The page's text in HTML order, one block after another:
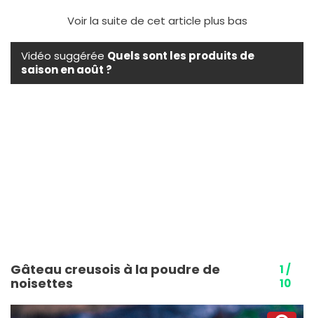
Voir la suite de cet article plus bas
Vidéo suggérée Quels sont les produits de
saison en août ?
Gâteau creusois à la poudre de
noisettes
1 /
10